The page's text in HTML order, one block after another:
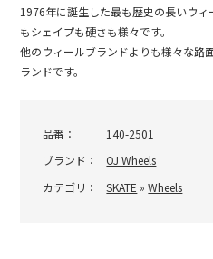
1976年に誕生した最も歴史の長いウ
もシェイプも硬さも様々です。
他のウィールブランドよりも様々な路
ランドです。
品番：
140-2501
ブランド：
OJ Wheels
カテゴリ：
SKATE »Wheels